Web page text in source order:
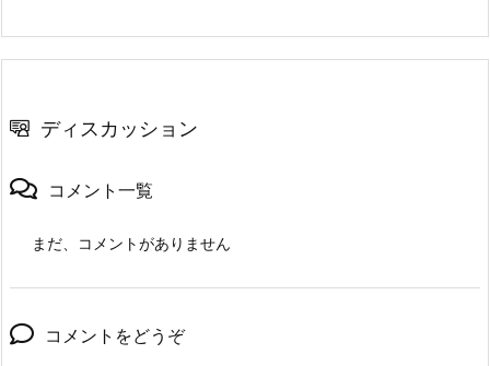
ディスカッション
コメント一覧
まだ、コメントがありません
コメントをどうぞ